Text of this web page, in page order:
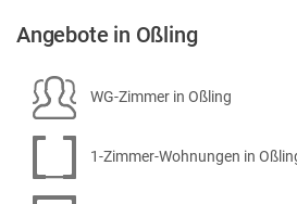
Angebote in Oßling
WG-Zimmer in Oßling
1-Zimmer-Wohnungen in